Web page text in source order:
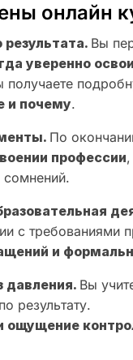
онлайн
Вы
уверенно
и почему.
По
профессии
сомнений.
с требованиями
и
давления. Вы
результату.
ощущение